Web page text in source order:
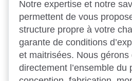
Notre expertise et notre
permettent de vous
structure propre à votre
garante de conditions
et maitrisées. Nous gérons
directement l’ensemble du